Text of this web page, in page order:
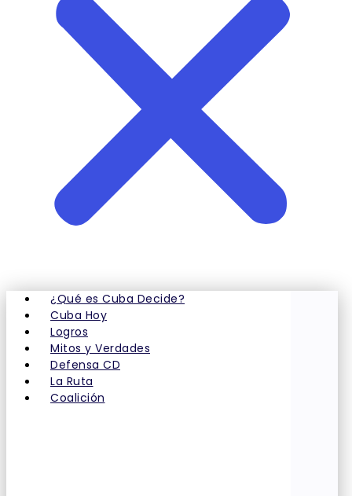
¿Qué es Cuba Decide?
Cuba Hoy
Logros
Mitos y Verdades
Defensa CD
La Ruta
Coalición